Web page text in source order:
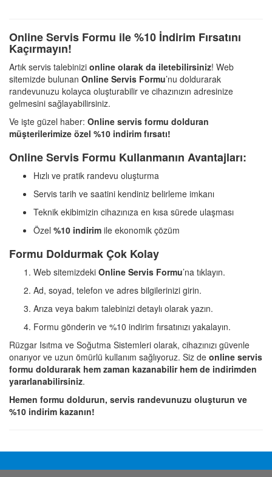
Online Servis Formu ile %10 İndirim Fırsatını
Kaçırmayın!
Artık servis talebinizi online olarak da iletebilirsiniz! Web
sitemizde bulunan Online Servis Formu’nu doldurarak
randevunuzu kolayca oluşturabilir ve cihazınızın adresinize
gelmesini sağlayabilirsiniz.
Ve işte güzel haber: Online servis formu dolduran
müşterilerimize özel %10 indirim fırsatı!
Online Servis Formu Kullanmanın Avantajları:
Hızlı ve pratik randevu oluşturma
Servis tarih ve saatini kendiniz belirleme imkanı
Teknik ekibimizin cihazınıza en kısa sürede ulaşması
Özel %10 indirim ile ekonomik çözüm
Formu Doldurmak Çok Kolay
Web sitemizdeki Online Servis Formu’na tıklayın.
Ad, soyad, telefon ve adres bilgilerinizi girin.
Arıza veya bakım talebinizi detaylı olarak yazın.
Formu gönderin ve %10 indirim fırsatınızı yakalayın.
Rüzgar Isıtma ve Soğutma Sistemleri olarak, cihazınızı güvenle
onarıyor ve uzun ömürlü kullanım sağlıyoruz. Siz de online servis
formu doldurarak hem zaman kazanabilir hem de indirimden
yararlanabilirsiniz.
Hemen formu doldurun, servis randevunuzu oluşturun ve
%10 indirim kazanın!